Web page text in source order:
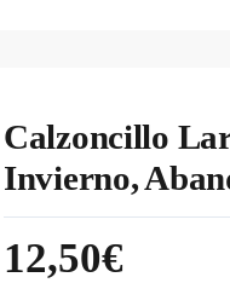
Calzoncillo
Invierno,
12,50€